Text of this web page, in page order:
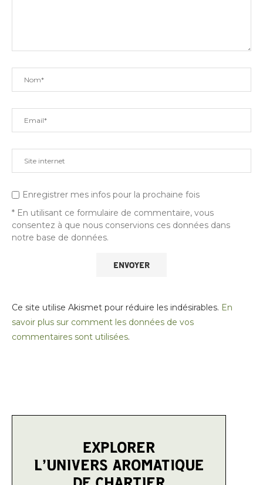
Enregistrer mes infos pour la prochaine fois
* En utilisant ce formulaire de commentaire, vous
consentez à que nous conservions ces données dans
notre base de données.
Ce site utilise Akismet pour réduire les indésirables. En
savoir plus sur comment les données de vos
commentaires sont utilisées.